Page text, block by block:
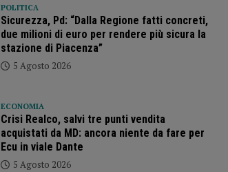
POLITICA
Sicurezza, Pd: “Dalla Regione fatti concreti,
due milioni di euro per rendere più sicura la
stazione di Piacenza”
5 Agosto 2026
ECONOMIA
Crisi Realco, salvi tre punti vendita
acquistati da MD: ancora niente da fare per
Ecu in viale Dante
5 Agosto 2026